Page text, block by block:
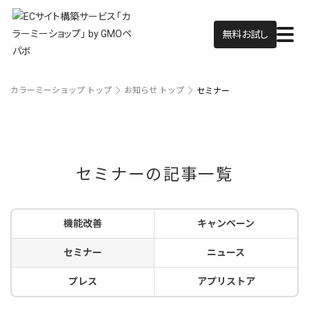
無料お試し
カラーミーショップ トップ お知らせ トップ セミナー
セミナーの記事一覧
機能改善 キャンペーン
セミナー ニュース
プレス アプリストア